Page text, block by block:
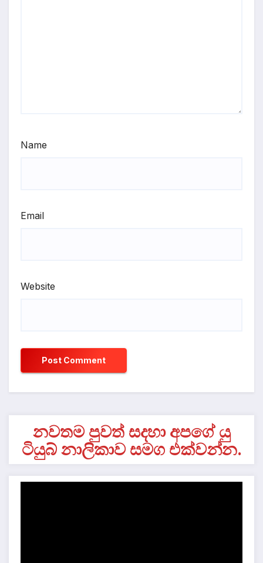
Name
Email
Website
නවතම පුවත් සදහා අපගේ යු
ටියුබ් නාලිකාව සමග එක්වන්න.